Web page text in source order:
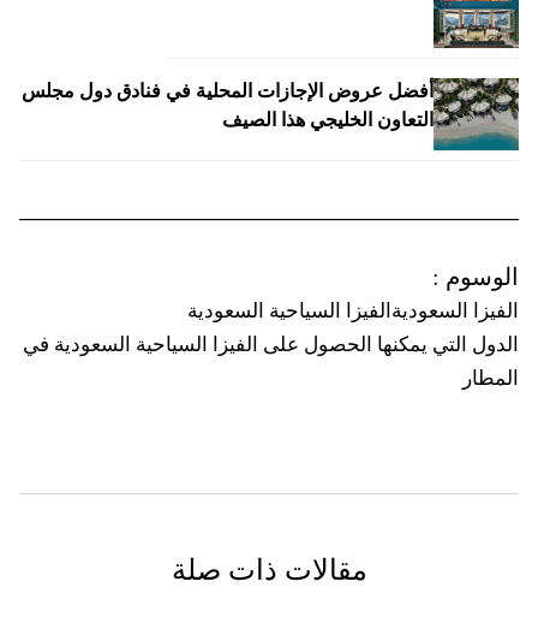
أفضل عروض الإجازات المحلية في فنادق دول مجلس
التعاون الخليجي هذا الصيف
الوسوم :
الفيزا السعودية الفيزا السياحية السعودية
الدول التي يمكنها الحصول على الفيزا السياحية السعودية في
المطار
مقالات ذات صلة